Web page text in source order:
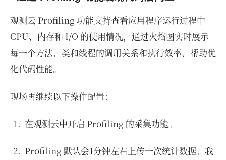
观测云 Profiling 功能支持查看应用程序运行过程中
CPU、内存和 I/O 的使用情况，通过火焰图实时展示
每一个方法、类和线程的调用关系和执行效率，帮助优
化代码性能。
现场再继续以下操作配置：
在观测云中开启 Profiling 的采集功能。
Profiling 默认会1分钟左右上传一次统计数据。我